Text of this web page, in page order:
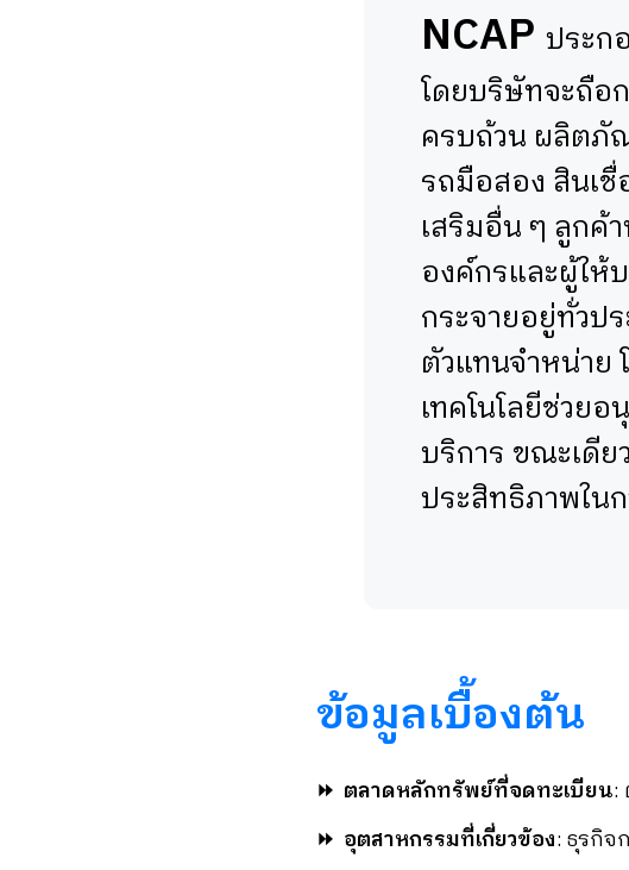
NCAP ประก
โดยบริษัทจะถือ
ครบถ้วน ผลิตภั
รถมือสอง สินเชื่
เสริมอื่น ๆ ลูกค้
องค์กรและผู้ให้
กระจายอยู่ทั่วป
ตัวแทนจำหน่าย
เทคโนโลยีช่วย
บริการ ขณะเดี
ประสิทธิภาพใน
ข้อมูลเบื้องต้น
⏩ ตลาดหลักทรัพย์ที่จดทะเบียน:
⏩ อุตสาหกรรมที่เกี่ยวข้อง: ธุรกิจ